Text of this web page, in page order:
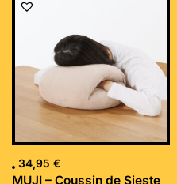
34,95 €
MUJI – Coussin de Sieste